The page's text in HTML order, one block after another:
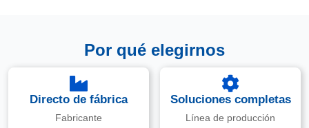
Por qué elegirnos
Directo de fábrica
Fabricante
Soluciones completas
Línea de producción